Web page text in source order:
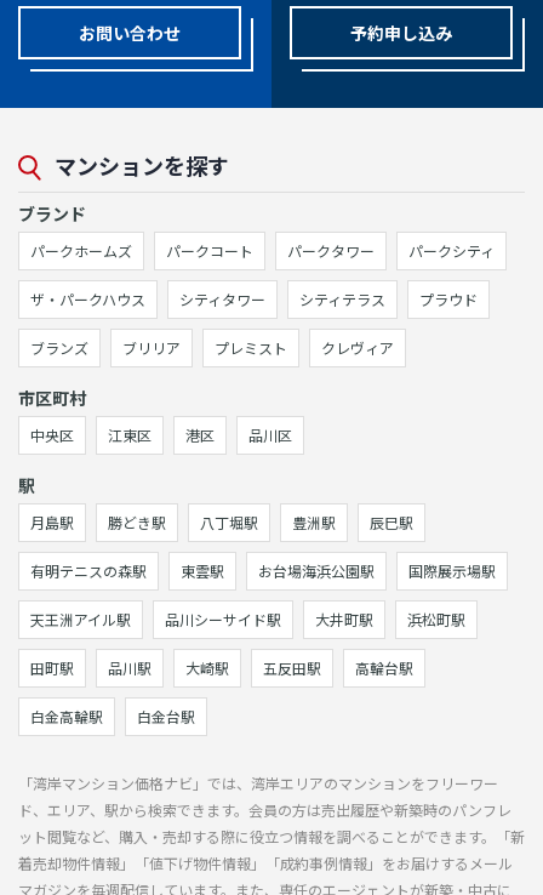
お問い合わせ 予約申し込み
マンションを探す
ブランド
パークホームズ パークコート パークタワー パークシティ
ザ・パークハウス シティタワー シティテラス プラウド
ブランズ ブリリア プレミスト クレヴィア
市区町村
中央区 江東区 港区 品川区
駅
月島駅 勝どき駅 八丁堀駅 豊洲駅 辰巳駅
有明テニスの森駅 東雲駅 お台場海浜公園駅 国際展示場駅
天王洲アイル駅 品川シーサイド駅 大井町駅 浜松町駅
田町駅 品川駅 大崎駅 五反田駅 高輪台駅
白金高輪駅 白金台駅
「湾岸マンション価格ナビ」では、湾岸エリアのマンションをフリーワー
ド、エリア、駅から検索できます。会員の方は売出履歴や新築時のパンフレ
ット閲覧など、購入・売却する際に役立つ情報を調べることができます。「新
着売却物件情報」「値下げ物件情報」「成約事例情報」をお届けするメール
マガジンを毎週配信しています。また、専任のエージェントが新築・中古に